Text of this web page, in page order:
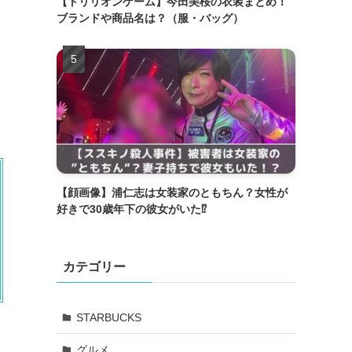
ブランドや商品名は？（服・バッグ）
【顔画像】浦仁志は女装家のともちん？女性が
好きで30歳年下の彼女がいた⁉
カテゴリー
STARBUCKS
グルメ